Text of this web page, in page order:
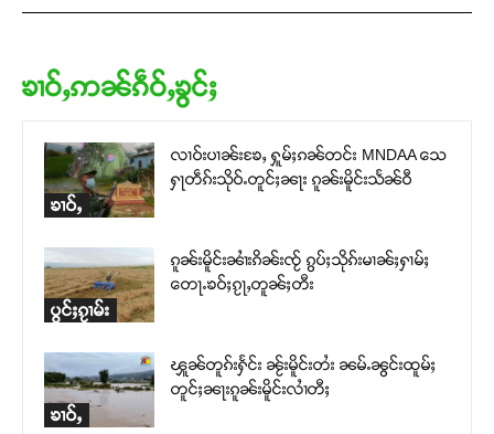
ၶၢဝ်ႇဢၼ်ၵဵဝ်ႇၶွင်ႈ
ၶၢဝ်ႇ
လၢဝ်းပၢၼ်းၶႄႇ ႁူမ်ႈၵၼ်တင်း MNDAA သေ
ႁႃတဵၵ်းသိုဝ်ႉတူင်ႈၼႃး ၵူၼ်းမိူင်းသႅၼ်ဝီ
ပွင်ႈၵႂၢမ်း
ၵူၼ်းမိူင်းၼၢႆးၵိၼ်းၸႂ် ၵွပ်ႈသိုၵ်းမၢၼ်ႈႁၢမ်ႈ
တေႃႉၶဝ်ႈၵႂႃႇတူၼ်ႈတီး
ၶၢဝ်ႇ
ၾူၼ်တူၵ်းႁႅင်း ၼႂ်းမိူင်းတႆး ၼမ်ႉၼွင်းထူမ်ႈ
တူင်ႈၼႃးၵူၼ်းမိူင်းလၢႆတီႈ